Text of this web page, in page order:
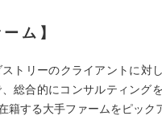
ム】
トリーのクライアントに対
総合的にコンサルティング
する大手ファームをピック